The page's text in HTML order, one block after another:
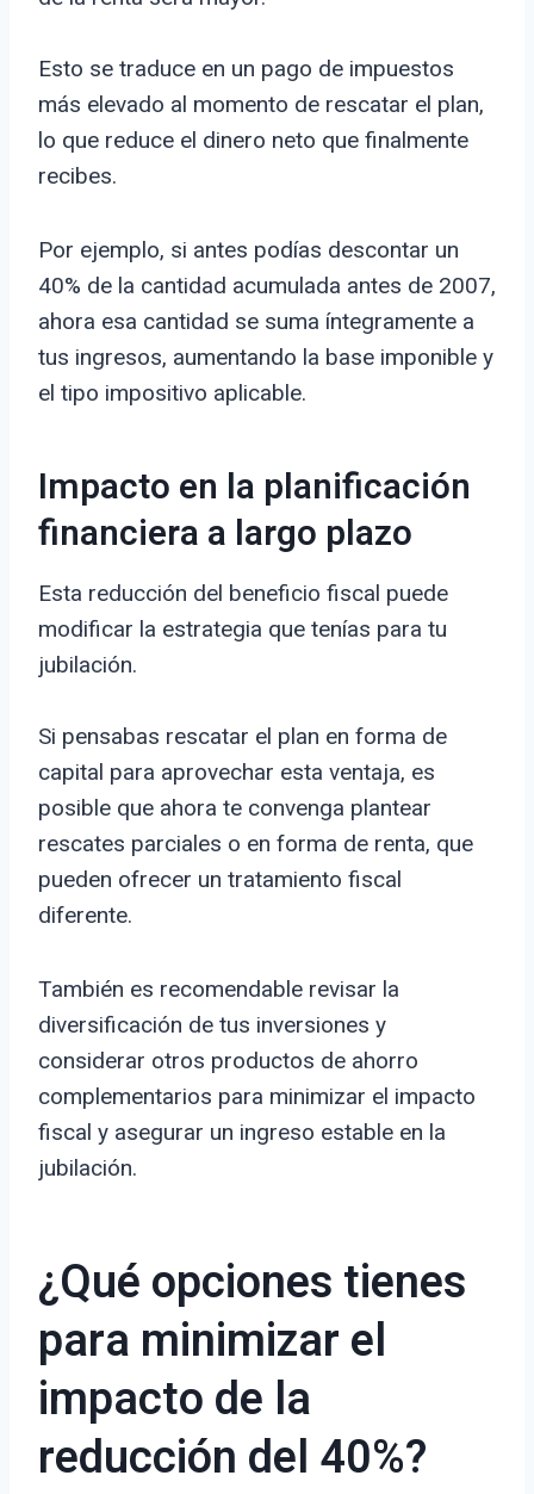
Esto se traduce en un pago de impuestos
más elevado al momento de rescatar el plan,
lo que reduce el dinero neto que finalmente
recibes.
Por ejemplo, si antes podías descontar un
40% de la cantidad acumulada antes de 2007,
ahora esa cantidad se suma íntegramente a
tus ingresos, aumentando la base imponible y
el tipo impositivo aplicable.
Impacto en la planificación
financiera a largo plazo
Esta reducción del beneficio fiscal puede
modificar la estrategia que tenías para tu
jubilación.
Si pensabas rescatar el plan en forma de
capital para aprovechar esta ventaja, es
posible que ahora te convenga plantear
rescates parciales o en forma de renta, que
pueden ofrecer un tratamiento fiscal
diferente.
También es recomendable revisar la
diversificación de tus inversiones y
considerar otros productos de ahorro
complementarios para minimizar el impacto
fiscal y asegurar un ingreso estable en la
jubilación.
¿Qué opciones tienes
para minimizar el
impacto de la
reducción del 40%?